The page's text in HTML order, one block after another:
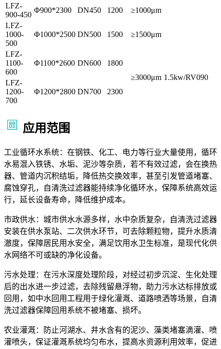
LFZ-
900-450
Φ900*2300 DN450 1200
≥1000μm
LFZ-
1000-
500
Φ1000*2500 DN500 1500 ≥1500μm
LFZ-
1100-
600
Φ1100*2600 DN600
1800
≥3000μm 1.5kw/RV090
LFZ-
1200-
700
Φ1200*2800 DN700 2300
应用范围
工业循环水系统：在钢铁、化工、电力等行业大量使用，循环
水易混入铁锈、水垢、泥沙等杂质，若不有效过滤，会在换热
器、管道内沉积结垢，降低热交换效率，甚至引发管道堵塞、
腐蚀穿孔，自清洗过滤器能持续净化循环水，保障系统高效运
行，延长设备寿命，降低维护成本。
市政供水：城市供水水源多样，水中杂质复杂，自清洗过滤器
安装在供水泵站、二次供水环节，可去除颗粒物，提升水质清
澈度，保障居民用水安全，满足饮用水卫生标准，是现代化供
水网络不可或缺的净化设备。
污水处理：在污水深度处理阶段，对经过初步沉淀、生化处理
后的出水进一步过滤，去除残留悬浮物，助力污水达标排放或
回用，如中水回用工程用于绿化灌溉、道路喷洒等场景，自清
洗过滤器保障回用系统不被堵塞、损坏。
农业灌溉：防止河湖水、井水含有的泥沙、藻类堵塞滴灌、喷
灌喷头，保证灌溉系统均匀布水，提高水资源利用效率，促进